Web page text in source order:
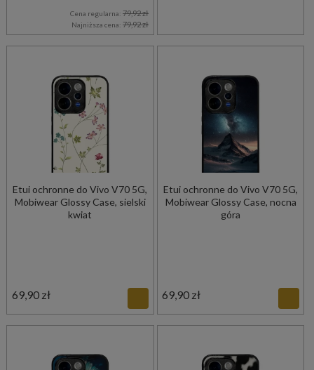
Cena regularna:79,92 zł
Najniższa cena:79,92 zł
Etui ochronne do Vivo V70 5G,
Mobiwear Glossy Case, sielski
kwiat
69,90 zł
Etui ochronne do Vivo V70 5G,
Mobiwear Glossy Case, nocna
góra
69,90 zł